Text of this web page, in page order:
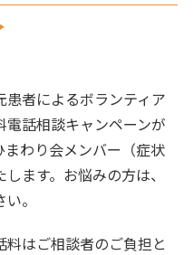
者によるボランティア
話相談キャンペーンが
わり会メンバー（症状
ます。お悩みの方は、
。
はご相談者のご負担と